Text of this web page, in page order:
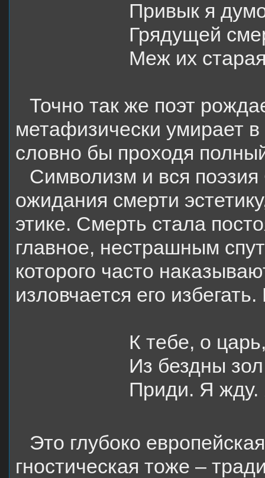
Привык я
Грядущей
Меж их
Точно так же поэт
метафизически умирает
словно бы проходя
Символизм и вся
ожидания смерти
этике. Смерть стала
главное, нестрашным
которого часто
изловчается его
К тебе, о
Из бездны
Приди. Я
Это глубоко
гностическая тоже –